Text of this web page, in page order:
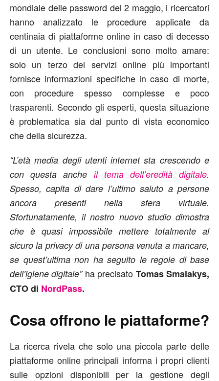
mondiale delle password del 2 maggio, i ricercatori
hanno analizzato le procedure applicate da
centinaia di piattaforme online in caso di decesso
di un utente. Le conclusioni sono molto amare:
solo un terzo dei servizi online più importanti
fornisce informazioni specifiche in caso di morte,
con procedure spesso complesse e poco
trasparenti. Secondo gli esperti, questa situazione
è problematica sia dal punto di vista economico
che della sicurezza.
“L’età media degli utenti internet sta crescendo e
con questa anche il tema dell’eredità digitale.
Spesso, capita di dare l’ultimo saluto a persone
ancora presenti nella sfera virtuale.
Sfortunatamente, il nostro nuovo studio dimostra
che è quasi impossibile mettere totalmente al
sicuro la privacy di una persona venuta a mancare,
se quest’ultima non ha seguito le regole di base
dell’igiene digitale”ha precisato Tomas Smalakys,
CTO di NordPass.
Cosa offrono le piattaforme?
La ricerca rivela che solo una piccola parte delle
piattaforme online principali informa i propri clienti
sulle opzioni disponibili per la gestione degli